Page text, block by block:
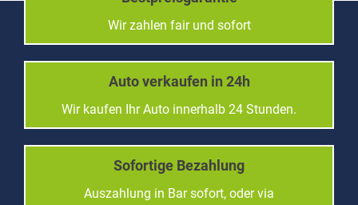
Wir zahlen fair und sofort
Auto verkaufen in 24h
Wir kaufen Ihr Auto innerhalb 24 Stunden.
Sofortige Bezahlung
Auszahlung in Bar sofort, oder via